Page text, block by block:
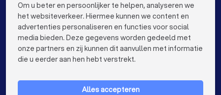
Coaches in Genk
Coaches in Roeselare
Coaches in Beveren
Coaches in Dendermonde
Coaches in Beringen
Coaches in Turnhout
Coaches in Sint-Truiden
Coaches in Lokeren
VOOR PARTICULIEREN keyboard_arrow_down
Om u beter en persoonlijker te helpen, analyseren we
het websiteverkeer. Hiermee kunnen we content en
advertenties personaliseren en functies voor social
media bieden. Deze gegevens worden gedeeld met
onze partners en zij kunnen dit aanvullen met informatie
die u eerder aan hen hebt verstrekt.
Alles accepteren